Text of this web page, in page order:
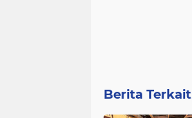
Berita Terkait